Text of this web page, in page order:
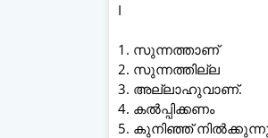
I
1. സുന്നത്താണ്
2. സുന്നത്തില്ല
3. അല്ലാഹുവാണ്.
4. കൽപ്പിക്കണം
5. കുനിഞ്ഞ്